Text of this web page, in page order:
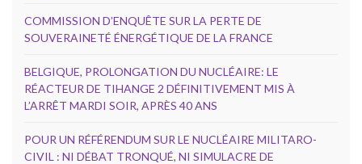
COMMISSION D’ENQUÊTE SUR LA PERTE DE
SOUVERAINETÉ ÉNERGÉTIQUE DE LA FRANCE
BELGIQUE, PROLONGATION DU NUCLÉAIRE: LE
RÉACTEUR DE TIHANGE 2 DÉFINITIVEMENT MIS À
L’ARRÊT MARDI SOIR, APRÈS 40 ANS
POUR UN RÉFÉRENDUM SUR LE NUCLÉAIRE MILITARO-
CIVIL : NI DÉBAT TRONQUÉ, NI SIMULACRE DE